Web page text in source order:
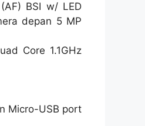
BSI w/ LED
depan 5 MP
Core 1.1GHz
Micro-USB port